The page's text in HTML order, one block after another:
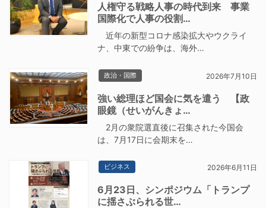
人権守る戦略人事の時代到来 事業
国際化で人事の役割…
近年の新型コロナ感染拡大やウクライ
ナ、中東での紛争は、海外…
政治・国際 2026年7月10日
強い総理ほど国会に気を遣う 【政
眼鏡（せいがんきょ…
2月の衆院選直後に召集された今国会
は、7月17日に会期末を…
ビジネス 2026年6月11日
6月23日、シンポジウム「トランプ
に揺さぶられる世…